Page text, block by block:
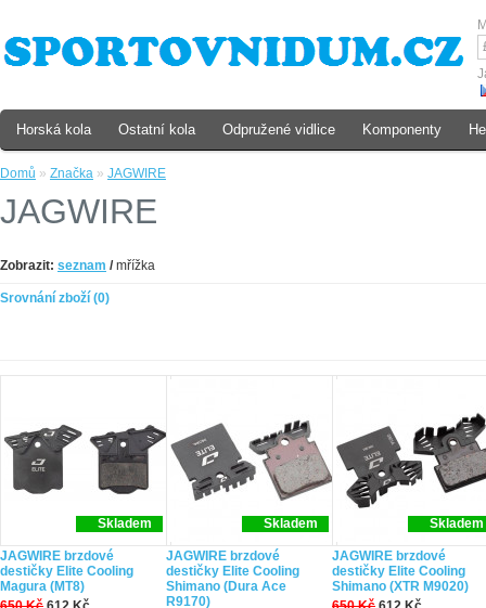
Domů » Značka » JAGWIRE
JAGWIRE
Zobrazit: seznam /mřížka
Srovnání zboží (0)
Skladem
JAGWIRE brzdové
destičky Elite Cooling
Magura (MT8)
Skladem
JAGWIRE brzdové
destičky Elite Cooling
Shimano (Dura Ace
R9170)
Skladem
JAGWIRE brzdové
destičky Elite Cooling
Shimano (XTR M9020)
Horská kola Ostatní kola Odpružené vidlice Komponenty